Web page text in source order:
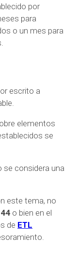
por
para
o un mes para
escrito a
elementos
se
se considera una
este tema, no
o bien en el
de ETL